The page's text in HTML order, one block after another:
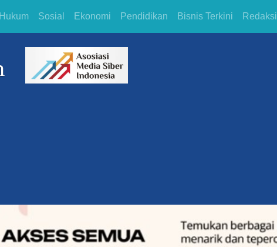
Hukum Sosial Ekonomi Pendidikan Bisnis Terkini Redaksi